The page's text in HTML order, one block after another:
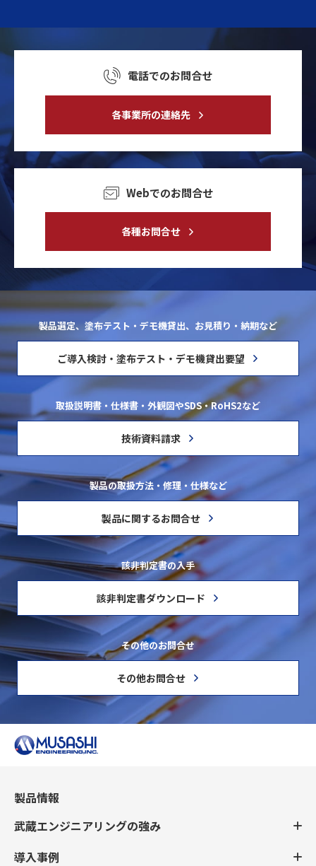
電話でのお問合せ
各事業所の連絡先
Webでのお問合せ
各種お問合せ
製品選定、塗布テスト・デモ機貸出、お見積り・納期など
ご導入検討・塗布テスト・デモ機貸出要望
取扱説明書・仕様書・外観図やSDS・RoHS2など
技術資料請求
製品の取扱方法・修理・仕様など
製品に関するお問合せ
該非判定書の入手
該非判定書ダウンロード
その他のお問合せ
その他お問合せ
製品情報
武蔵エンジニアリングの強み
導入事例